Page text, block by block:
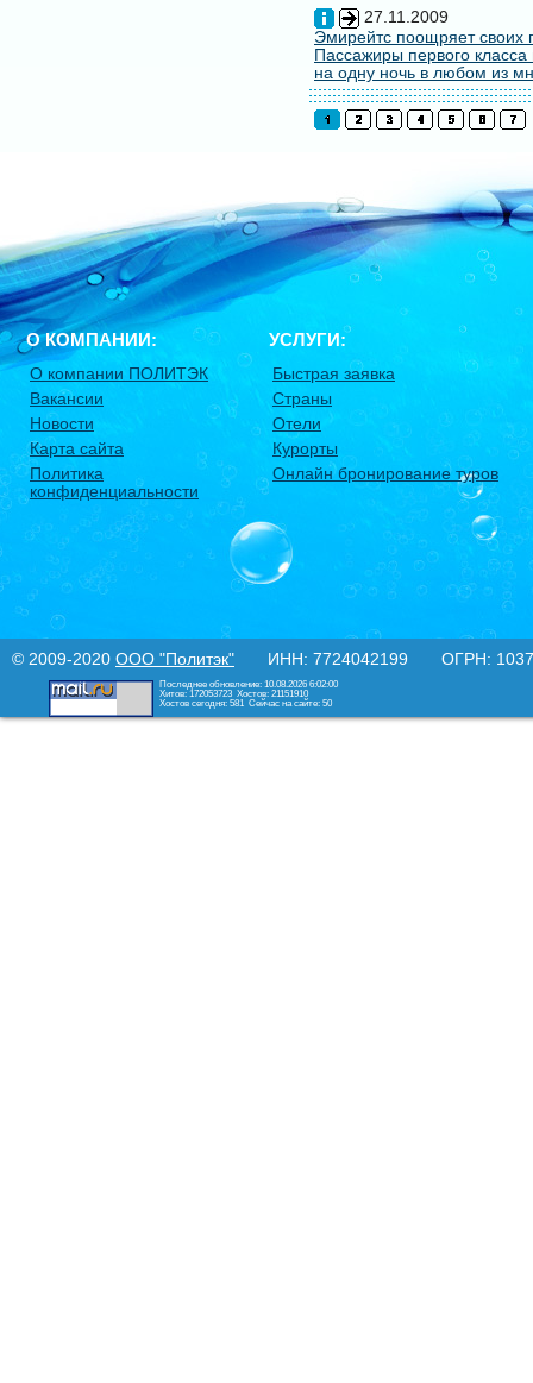
27.11.2009
Эмирейтс поощряет своих
Пассажиры первого
на одну ночь в любом из
О КОМПАНИИ:
О компании ПОЛИТЭК
Вакансии
Новости
Карта сайта
Политика
конфиденциальности
УСЛУГИ:
Быстрая заявка
Страны
Отели
Курорты
Онлайн бронирование туров
© 2009-2020 ООО "Политэк" ИНН: 7724042199 ОГРН:
Последнее обновление: 10.08.2026 6:02:00
Хитов: 172053723 Хостов: 21151910
Хостов сегодня: 581 Сейчас на сайте: 50